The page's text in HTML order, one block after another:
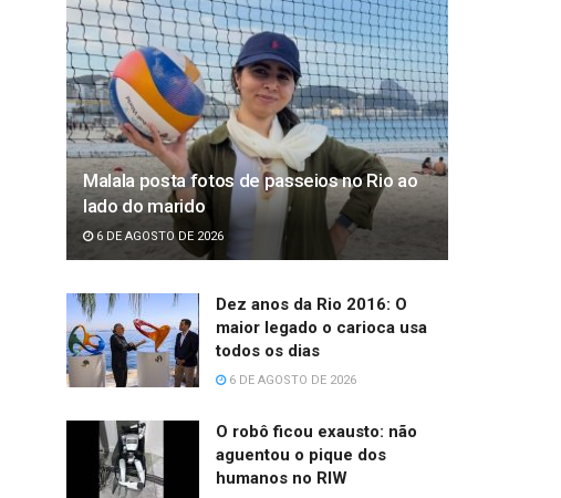
Malala posta fotos de passeios no Rio ao
lado do marido
6 DE AGOSTO DE 2026
Dez anos da Rio 2016: O
maior legado o carioca usa
todos os dias
6 DE AGOSTO DE 2026
O robô ficou exausto: não
aguentou o pique dos
humanos no RIW